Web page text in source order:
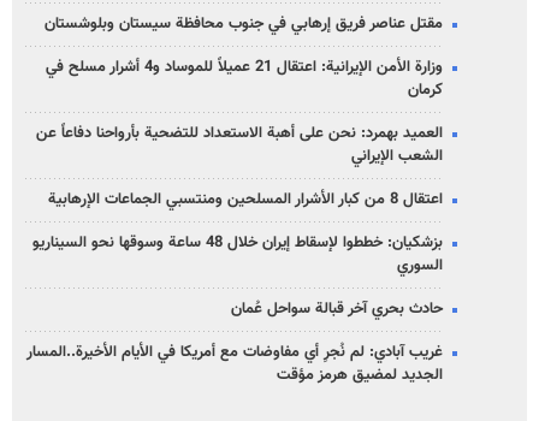
مقتل عناصر فريق إرهابي في جنوب محافظة سيستان وبلوشستان
وزارة الأمن الإيرانية: اعتقال 21 عميلاً للموساد و4 أشرار مسلح في
كرمان
العميد بهمرد: نحن على أهبة الاستعداد للتضحية بأرواحنا دفاعاً عن
الشعب الإيراني
اعتقال 8 من كبار الأشرار المسلحين ومنتسبي الجماعات الإرهابية
بزشكيان: خططوا لإسقاط إيران خلال 48 ساعة وسوقها نحو السيناريو
السوري
حادث بحري آخر قبالة سواحل عُمان
غريب آبادي: لم نُجرِ أي مفاوضات مع أمريكا في الأيام الأخيرة..المسار
الجديد لمضيق هرمز مؤقت